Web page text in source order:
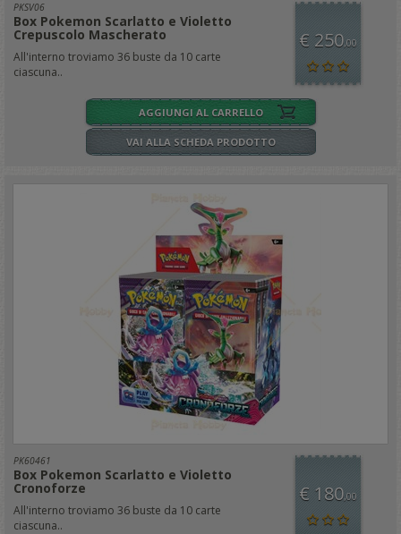
PKSV06
Box Pokemon Scarlatto e Violetto
Crepuscolo Mascherato
All'interno troviamo 36 buste da 10 carte
ciascuna..
€ 250,00
AGGIUNGI AL CARRELLO
VAI ALLA SCHEDA PRODOTTO
PK60461
Box Pokemon Scarlatto e Violetto
Cronoforze
All'interno troviamo 36 buste da 10 carte
ciascuna..
€ 180,00